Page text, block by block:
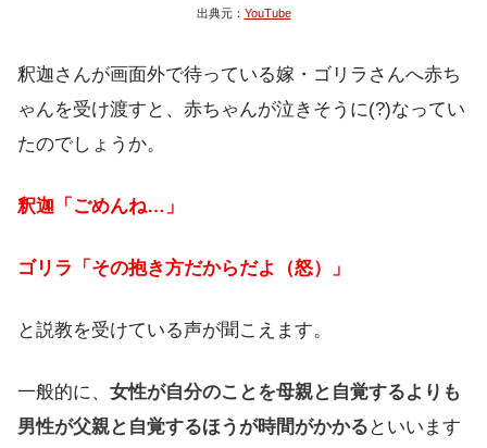
出典元： YouTube
釈迦さんが画面外で待っている嫁・ゴリラさんへ赤ち
ゃんを受け渡すと、赤ちゃんが泣きそうに(?)なってい
たのでしょうか。
釈迦「ごめんね…」
ゴリラ「その抱き方だからだよ（怒）」
と説教を受けている声が聞こえます。
一般的に、 女性が自分のことを母親と自覚するよりも
男性が父親と自覚するほうが時間がかかる といいます